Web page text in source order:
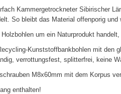
Kammergetrockneter Sibirischer
So bleibt das Material offenporig und
um ein Naturprodukt
Kunststoffbankbohlen mit den
verrottungsfest, splitterfrei, keine
M8x60mm mit dem Korpus
enthalten!